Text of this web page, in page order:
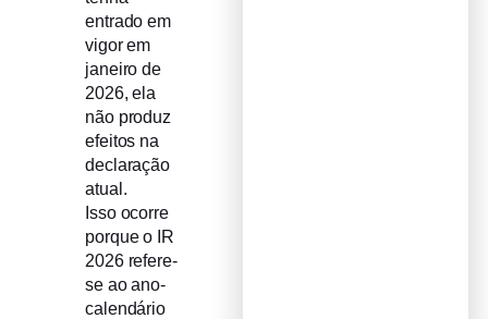
entrado em
vigor em
janeiro de
2026, ela
não produz
efeitos na
declaração
atual.
Isso ocorre
porque o IR
2026 refere-
se ao ano-
calendário